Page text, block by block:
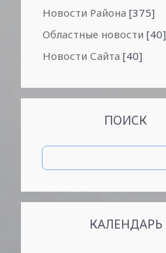
Новости Района [375]
Областные новости [40]
Новости Сайта [40]
ПОИСК
КАЛЕНДАРЬ